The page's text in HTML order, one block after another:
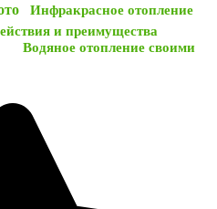
Инфракрасное отопление
и преимущества
Водяное отопление своими